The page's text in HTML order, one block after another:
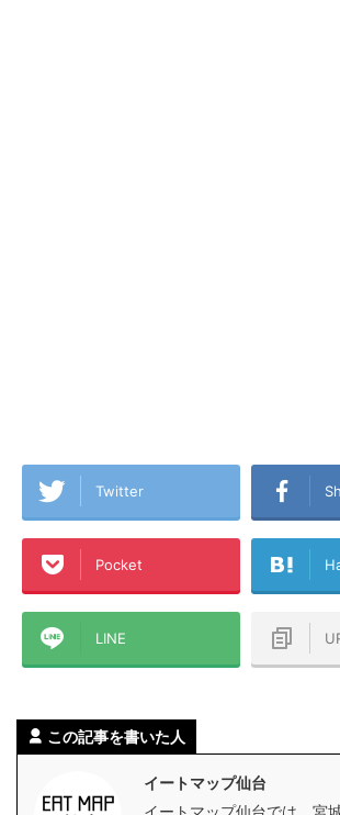
Twitter
Pocket
LINE
この記事を書いた人
イートマップ仙台
イートマップ仙台では、宮